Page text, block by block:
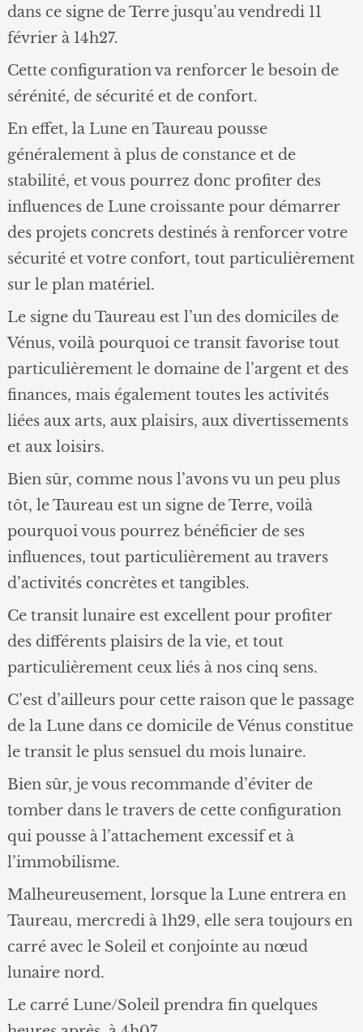
dans ce signe de Terre jusqu’au vendredi 11
février à 14h27.
Cette configuration va renforcer le besoin de
sérénité, de sécurité et de confort.
En effet, la Lune en Taureau pousse
généralement à plus de constance et de
stabilité, et vous pourrez donc profiter des
influences de Lune croissante pour démarrer
des projets concrets destinés à renforcer votre
sécurité et votre confort, tout particulièrement
sur le plan matériel.
Le signe du Taureau est l’un des domiciles de
Vénus, voilà pourquoi ce transit favorise tout
particulièrement le domaine de l’argent et des
finances, mais également toutes les activités
liées aux arts, aux plaisirs, aux divertissements
et aux loisirs.
Bien sûr, comme nous l’avons vu un peu plus
tôt, le Taureau est un signe de Terre, voilà
pourquoi vous pourrez bénéficier de ses
influences, tout particulièrement au travers
d’activités concrètes et tangibles.
Ce transit lunaire est excellent pour profiter
des différents plaisirs de la vie, et tout
particulièrement ceux liés à nos cinq sens.
C’est d’ailleurs pour cette raison que le passage
de la Lune dans ce domicile de Vénus constitue
le transit le plus sensuel du mois lunaire.
Bien sûr, je vous recommande d’éviter de
tomber dans le travers de cette configuration
qui pousse à l’attachement excessif et à
l’immobilisme.
Malheureusement, lorsque la Lune entrera en
Taureau, mercredi à 1h29, elle sera toujours en
carré avec le Soleil et conjointe au nœud
lunaire nord.
Le carré Lune/Soleil prendra fin quelques